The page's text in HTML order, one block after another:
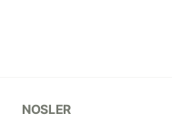
NOSLER